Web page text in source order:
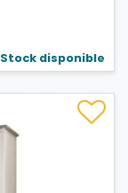
Stock disponible